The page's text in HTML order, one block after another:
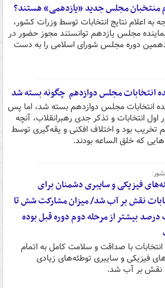
منتخبان مجلس جدید «یازدهمی» هستند؟
به اعلام نتایج انتخابات توسط وزرات کشور،
نماینده مجلس یازدهم توانستند مجوز حضور در
دوره مجلس شورای اسلامی را به دست
انتخابات مجلس دوازدهم چگونه بسته شد
انتخابات مجلس دوازدهم بسته شد، اما پس
اول انتخابات و تذکر جدی رهبرانقلاب، آنچه
تخریب بود و اختلاف افکنی و یقه‌گیری توسط
که خلق الساعه بودند.
فیزیکی و سایبری دشمنان برای
نقش بر آب شد/ میزان مشارکت شش تا
بیشتر از مرحله دوم دوره قبل بوده
انتخابات با صداقت و سلامت کامل به اتمام
فیزیکی و سایبری توطئه‌های زیادی
نقش بر آب شد.